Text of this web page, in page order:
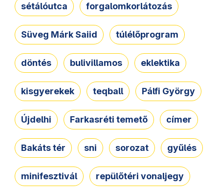
sétálóutca forgalomkorlátozás
Süveg Márk Saiid túlélőprogram
döntés bulivillamos eklektika
kisgyerekek teqball Pálfi György
Újdelhi Farkasréti temető címer
Bakáts tér sni sorozat gyűlés
minifesztivál repülőtéri vonaljegy